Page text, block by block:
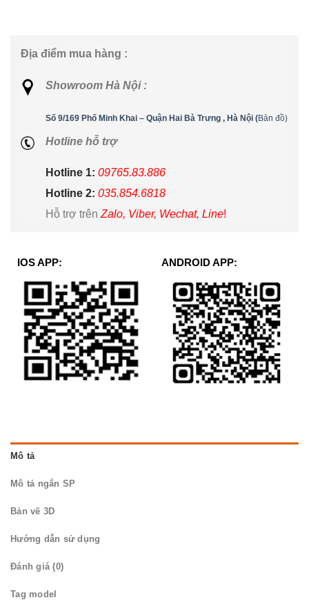
Địa điểm mua hàng :
Showroom Hà Nội :
Số 9/169 Phố Minh Khai – Quận Hai Bà Trưng , Hà Nội (Bản đồ)
Hotline hỗ trợ
Hotline 1: 09765.83.886
Hotline 2: 035.854.6818
Hỗ trợ trên Zalo, Viber, Wechat, Line!
IOS APP: ANDROID APP:
Mô tả
Mô tả ngắn SP
Bản vẽ 3D
Hướng dẫn sử dụng
Đánh giá (0)
Tag model